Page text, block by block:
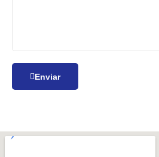
Enviar